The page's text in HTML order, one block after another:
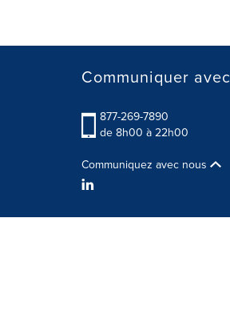
Communiquer
877-269-7890
de 8h00 à 22h00
Communiquez avec nous